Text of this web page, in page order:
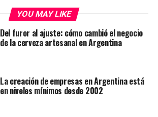
YOU MAY LIKE
Del furor al ajuste: cómo cambió el negocio
de la cerveza artesanal en Argentina
La creación de empresas en Argentina está
en niveles mínimos desde 2002